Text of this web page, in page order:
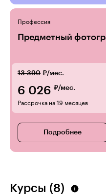
Профессия
Предметный
13 390 ₽/мес.
6 026 ₽/мес.
Рассрочка на 19 месяцев
Подробнее
Курсы (8)